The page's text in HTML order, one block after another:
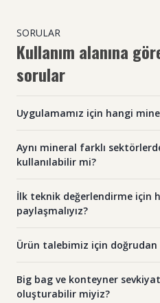
SORULAR
Kullanım alanına
sorular
Uygulamamız için hangi
Aynı mineral farklı
kullanılabilir mi?
İlk teknik değerlendirme için
paylaşmalıyız?
Ürün talebimiz için
Big bag ve konteyner
oluşturabilir miyiz?